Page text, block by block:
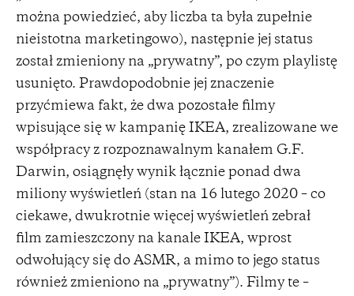
można powiedzieć, aby liczba ta była zupełnie
nieistotna marketingowo), następnie jej status
został zmieniony na „prywatny”, po czym playlistę
usunięto. Prawdopodobnie jej znaczenie
przyćmiewa fakt, że dwa pozostałe filmy
wpisujące się w kampanię IKEA, zrealizowane we
współpracy z rozpoznawalnym kanałem G.F.
Darwin, osiągnęły wynik łącznie ponad dwa
miliony wyświetleń (stan na 16 lutego 2020 – co
ciekawe, dwukrotnie więcej wyświetleń zebrał
film zamieszczony na kanale IKEA, wprost
odwołujący się do ASMR, a mimo to jego status
również zmieniono na „prywatny”). Filmy te –